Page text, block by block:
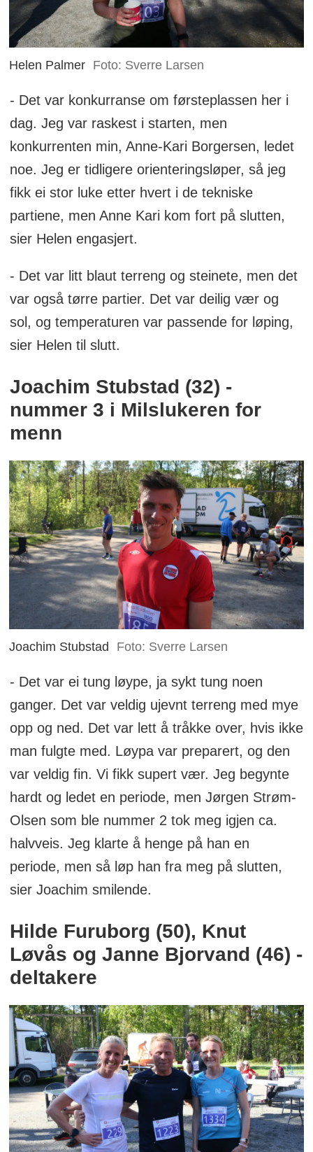
Helen Palmer Foto: Sverre Larsen
- Det var konkurranse om førsteplassen her i
dag. Jeg var raskest i starten, men
konkurrenten min, Anne-Kari Borgersen, ledet
noe. Jeg er tidligere orienteringsløper, så jeg
fikk ei stor luke etter hvert i de tekniske
partiene, men Anne Kari kom fort på slutten,
sier Helen engasjert.
- Det var litt blaut terreng og steinete, men det
var også tørre partier. Det var deilig vær og
sol, og temperaturen var passende for løping,
sier Helen til slutt.
Joachim Stubstad (32) -
nummer 3 i Milslukeren for
menn
Joachim Stubstad Foto: Sverre Larsen
- Det var ei tung løype, ja sykt tung noen
ganger. Det var veldig ujevnt terreng med mye
opp og ned. Det var lett å tråkke over, hvis ikke
man fulgte med. Løypa var preparert, og den
var veldig fin. Vi fikk supert vær. Jeg begynte
hardt og ledet en periode, men Jørgen Strøm-
Olsen som ble nummer 2 tok meg igjen ca.
halvveis. Jeg klarte å henge på han en
periode, men så løp han fra meg på slutten,
sier Joachim smilende.
Hilde Furuborg (50), Knut
Løvås og Janne Bjorvand (46) -
deltakere